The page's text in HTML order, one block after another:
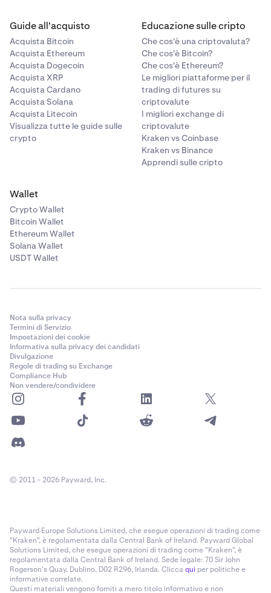
Guide all'acquisto
Acquista Bitcoin
Acquista Ethereum
Acquista Dogecoin
Acquista XRP
Acquista Cardano
Acquista Solana
Acquista Litecoin
Visualizza tutte le guide sulle
crypto
Educazione sulle cripto
Che cos'è una criptovaluta?
Che cos'è Bitcoin?
Che cos'è Ethereum?
Le migliori piattaforme per il
trading di futures su
criptovalute
I migliori exchange di
criptovalute
Kraken vs Coinbase
Kraken vs Binance
Apprendi sulle cripto
Wallet
Crypto Wallet
Bitcoin Wallet
Ethereum Wallet
Solana Wallet
USDT Wallet
Nota sulla privacy
Termini di Servizio
Impostazioni dei cookie
Informativa sulla privacy dei candidati
Divulgazione
Regole di trading su Exchange
Compliance Hub
Non vendere/condividere
© 2011 - 2026 Payward, Inc.
Payward Europe Solutions Limited, che esegue operazioni di trading come
"Kraken", è regolamentata dalla Central Bank of Ireland. Payward Global
Solutions Limited, che esegue operazioni di trading come "Kraken", è
regolamentata dalla Central Bank of Ireland. Sede legale: 70 Sir John
Rogerson’s Quay, Dublino, D02 R296, Irlanda. Cliccaqui per politiche e
informative correlate.
Questi materiali vengono forniti a mero titolo informativo e non